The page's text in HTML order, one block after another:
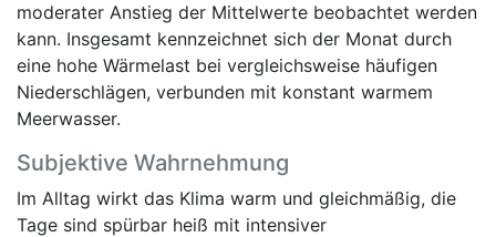
moderater Anstieg der Mittelwerte beobachtet werden
kann. Insgesamt kennzeichnet sich der Monat durch
eine hohe Wärmelast bei vergleichsweise häufigen
Niederschlägen, verbunden mit konstant warmem
Meerwasser.
Subjektive Wahrnehmung
Im Alltag wirkt das Klima warm und gleichmäßig, die
Tage sind spürbar heiß mit intensiver